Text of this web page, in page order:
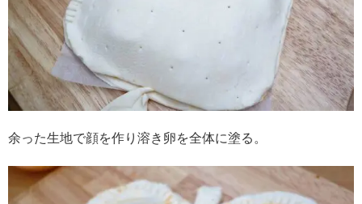
余った生地で顔を作り溶き卵を全体に塗る。